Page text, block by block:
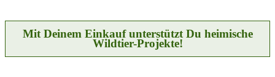
Mit Deinem Einkauf unterstützt Du heimische
Wildtier-Projekte!